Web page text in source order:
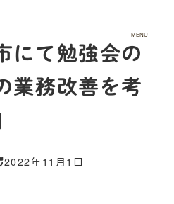
MENU
にて勉強会の
業務改善を考
新日
2022年11月1日